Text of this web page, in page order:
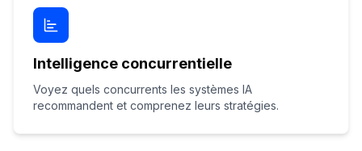
Intelligence concurrentielle
Voyez quels concurrents les systèmes IA
recommandent et comprenez leurs stratégies.